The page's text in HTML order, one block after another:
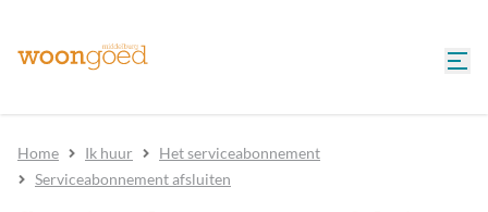
Home Ik huur
Het serviceabonnement
Serviceabonnement afsluiten